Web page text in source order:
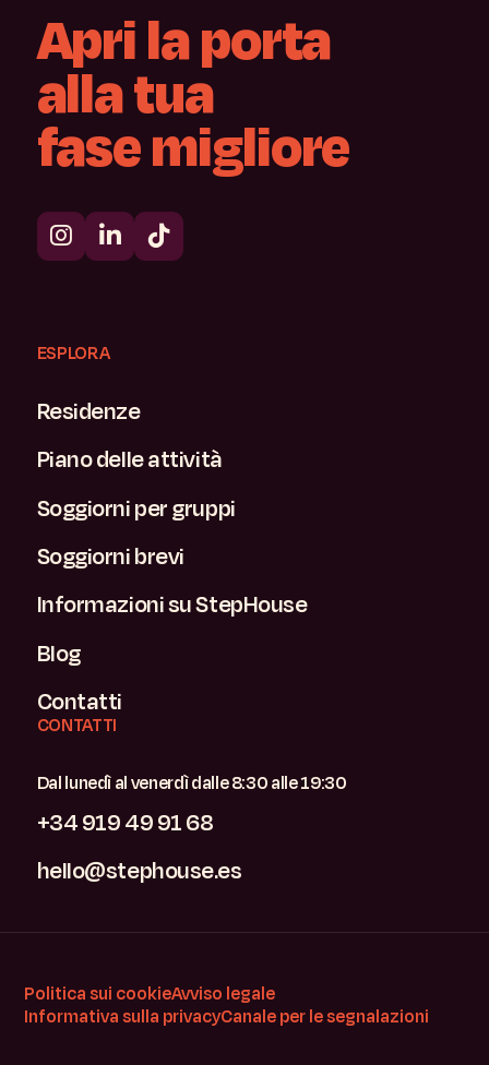
Aprilaporta
allatua
fasemigliore
ESPLORA
Residenze
Piano delle attività
Soggiorni per gruppi
Soggiorni brevi
Informazioni su StepHouse
Blog
Contatti
CONTATTI
Dal lunedì al venerdì dalle 8:30 alle 19:30
+34 919 49 91 68
hello@stephouse.es
Politica sui cookieAvviso legale
Informativa sulla privacyCanale per le segnalazioni